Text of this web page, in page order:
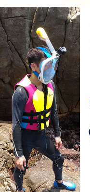
時審查核予不同之上限額度；
請求用戶進行身份認證。
５．嚴禁一人註冊多個帳號或
恩沛科技股份有限公司將有權